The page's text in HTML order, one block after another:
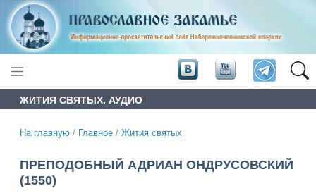
ЖИТИЯ СВЯТЫХ. АУДИО
На главную / Главное / Жития святых
ПРЕПОДОБНЫЙ АДРИАН ОНДРУСОВСКИЙ
(1550)